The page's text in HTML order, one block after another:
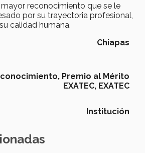
reconocimiento que se le
por su trayectoria profesional,
calidad humana.
Chiapas
Premio al Mérito
EXATEC, EXATEC
Institución